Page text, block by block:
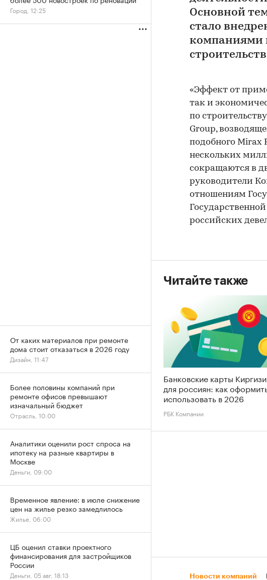
Основной
стало
компаниями
«Эффект от
так и
по
Group,
подобного Mirax
нескольких
сокращаются в
руководители
отношениям
российских
Читайте также
Банковские карты
для россиян: как
использовать в 2026
РБК Компании
Новости компаний
Город, 12:25
От каких материалов при ремонте
дома стоит отказаться в 2026 году
Дизайн, 11:47
Более половины компаний при
ремонте офисов превышают
изначальный бюджет
Отрасль, 10:00
Аналитики оценили рост спроса на
ипотеку на разные квартиры в
Москве
Деньги, 09:00
Временное явление: в июле снижение
цен на жилье резко замедлилось
Жилье, 06:00
ЦБ оценил ставки проектного
финансирования для застройщиков
России
Деньги, 05 авг, 18:13